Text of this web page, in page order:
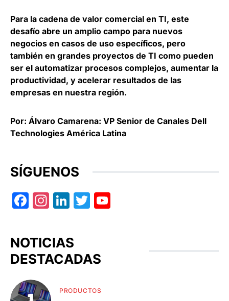
Para la cadena de valor comercial en TI, este
desafío abre un amplio campo para nuevos
negocios en casos de uso específicos, pero
también en grandes proyectos de TI como pueden
ser el automatizar procesos complejos, aumentar la
productividad, y acelerar resultados de las
empresas en nuestra región.
Por: Álvaro Camarena: VP Senior de Canales Dell
Technologies América Latina
SÍGUENOS
Facebook
Instagram
LinkedIn
Twitter
NOTICIAS
DESTACADAS
PRODUCTOS